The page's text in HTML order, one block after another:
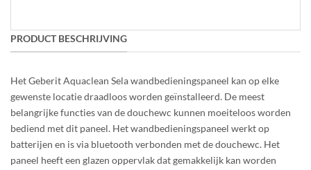
PRODUCT BESCHRIJVING
Het Geberit Aquaclean Sela wandbedieningspaneel kan op elke
gewenste locatie draadloos worden geïnstalleerd. De meest
belangrijke functies van de douchewc kunnen moeiteloos worden
bediend met dit paneel. Het wandbedieningspaneel werkt op
batterijen en is via bluetooth verbonden met de douchewc. Het
paneel heeft een glazen oppervlak dat gemakkelijk kan worden